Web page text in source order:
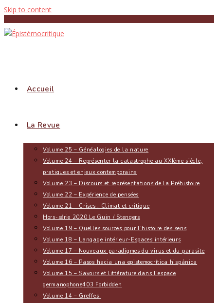
Skip to content
Accueil
La Revue
Volume 25 – Généalogies de la nature
Volume 24 – Représenter la catastrophe au XXIème siècle,
pratiques et enjeux contemporains
Volume 23 – Discours et représentations de la Préhistoire
Volume 22 – Expérience de pensées
Volume 21 – Crises : Climat et critique
Hors-série 2020 Le Guin / Stengers
Volume 19 – Quelles sources pour l’histoire des sens
Volume 18 – Langage intérieur-Espaces intérieurs
Volume 17 – Nouveaux paradigmes du virus et du parasite
Volume 16 – Pasos hacia una epistemocrítica hispánica
Volume 15 – Savoirs et littérature dans l’espace
germanophone403 Forbidden
Volume 14 – Greffes